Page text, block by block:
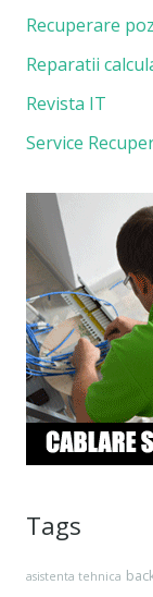
Recuperare
Reparatii
Revista IT
Service
Tags
asistenta tehnica